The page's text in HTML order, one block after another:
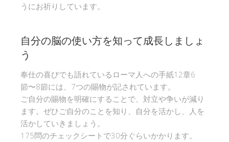
うにお祈りしています。
自分の脳の使い方を知って成長しましょ
う
奉仕の喜びでも語れているローマ人への手紙12章6
節〜8節には、7つの賜物が記されています。
ご自分の賜物を明確にすることで、対立や争いが減り
ます。ぜひご自分のことを知り、自分を活かし、人を
活かしていきましょう。
175問のチェックシートで30分ぐらいかかります。